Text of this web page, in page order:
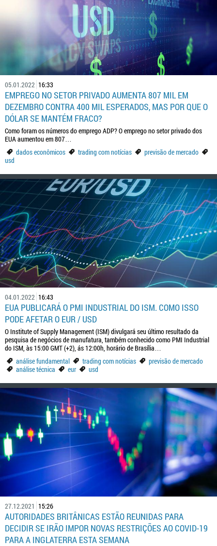
05.01.2022 16:33
EMPREGO NO SETOR PRIVADO AUMENTA 807 MIL EM
DEZEMBRO CONTRA 400 MIL ESPERADOS, MAS POR QUE O
DÓLAR SE MANTÉM FRACO?
Como foram os números do emprego ADP? O emprego no setor privado dos
EUA aumentou em 807…
dados econômicos
trading com notícias
previsão de mercado
usd
04.01.2022 16:43
EUA PUBLICARÁ O PMI INDUSTRIAL DO ISM. COMO ISSO
PODE AFETAR O EUR / USD
O Institute of Supply Management (ISM) divulgará seu último resultado da
pesquisa de negócios de manufatura, também conhecido como PMI Industrial
do ISM, às 15:00 GMT (+2), ás 12:00h, horário de Brasília…
análise fundamental
trading com notícias
previsão de mercado
análise técnica
eur usd
27.12.2021 15:26
AUTORIDADES BRITÂNICAS ESTÃO REUNIDAS PARA
DECIDIR SE IRÃO IMPOR NOVAS RESTRIÇÕES AO COVID-19
PARA A INGLATERRA ESTA SEMANA